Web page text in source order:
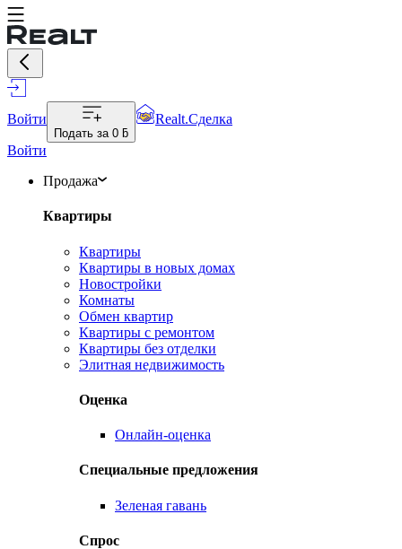
Войти
Подать за 0 ƃ
Realt.Сделка
Войти
Продажа
Квартиры
Квартиры
Квартиры в новых домах
Новостройки
Комнаты
Обмен квартир
Квартиры с ремонтом
Квартиры без отделки
Элитная недвижимость
Оценка
Онлайн-оценка
Специальные предложения
Зеленая гавань
Спрос